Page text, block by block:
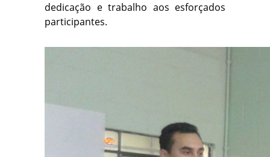
dedicação e trabalho aos esforçados
participantes.